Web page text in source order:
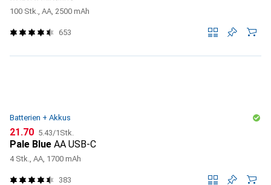
100 Stk., AA, 2500 mAh
653
Batterien + Akkus
CHF
21.70 CHF
5.43/1Stk.
Pale Blue AA USB-C
4 Stk., AA, 1700 mAh
383